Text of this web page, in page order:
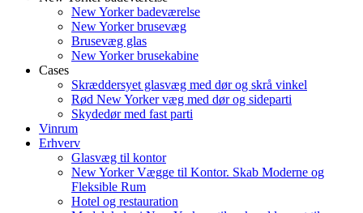
New Yorker badeværelse
New Yorker brusevæg
Brusevæg glas
New Yorker brusekabine
Cases
Skræddersyet glasvæg med dør og skrå vinkel
Rød New Yorker væg med dør og sideparti
Skydedør med fast parti
Vinrum
Erhverv
Glasvæg til kontor
New Yorker Vægge til Kontor. Skab Moderne og
Fleksible Rum
Hotel og restauration